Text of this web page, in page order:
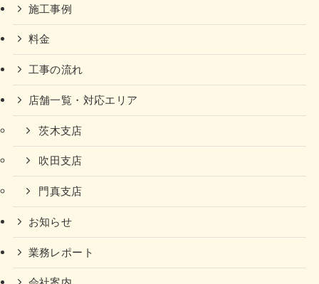
施工事例
料金
工事の流れ
店舗一覧・対応エリア
茨木支店
吹田支店
門真支店
お知らせ
業務レポート